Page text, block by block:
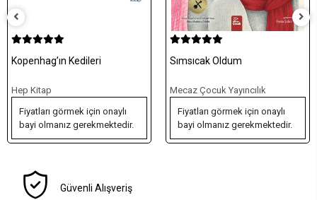
Kopenhag’ın Kedileri
Hep Kitap
Fiyatları görmek için onaylı
bayi olmanız gerekmektedir.
Sımsıcak Oldum
Mecaz Çocuk Yayıncılık
Fiyatları görmek için onaylı
bayi olmanız gerekmektedir.
Güvenli Alışveriş